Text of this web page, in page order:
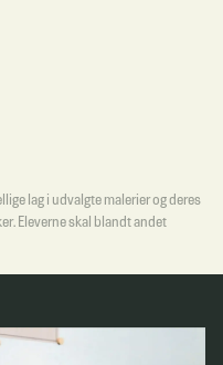
lag i udvalgte malerier og deres
Eleverne skal blandt andet
med: